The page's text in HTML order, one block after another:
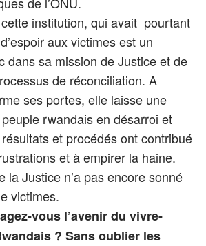
institution, qui avait pourtant
aux victimes est un
dans sa mission de Justice et de
de réconciliation. A
ses portes, elle laisse une
rwandais en désarroi et
et procédés ont contribué
et à empirer la haine.
la Justice n’a pas encore sonné
victimes.
vous l’avenir du vivre-
? Sans oublier les